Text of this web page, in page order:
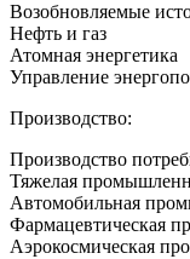
Возобновляемые
Нефть и газ
Атомная энергетика
Управление
Производство:
Производство
Тяжелая
Автомобильная
Фармацевтическая
Аэрокосмическая